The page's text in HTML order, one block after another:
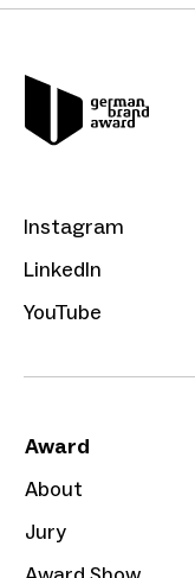
Instagram
LinkedIn
YouTube
Award
About
Jury